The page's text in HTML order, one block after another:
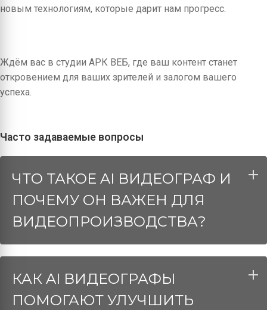
новым технологиям, которые дарит нам прогресс.
Ждём вас в студии АРК ВЕБ, где ваш контент станет
откровением для ваших зрителей и залогом вашего
успеха.
Часто задаваемые вопросы
ЧТО ТАКОЕ AI ВИДЕОГРАФ И
ПОЧЕМУ ОН ВАЖЕН ДЛЯ
ВИДЕОПРОИЗВОДСТВА?
КАК AI ВИДЕОГРАФЫ
ПОМОГАЮТ УЛУЧШИТЬ